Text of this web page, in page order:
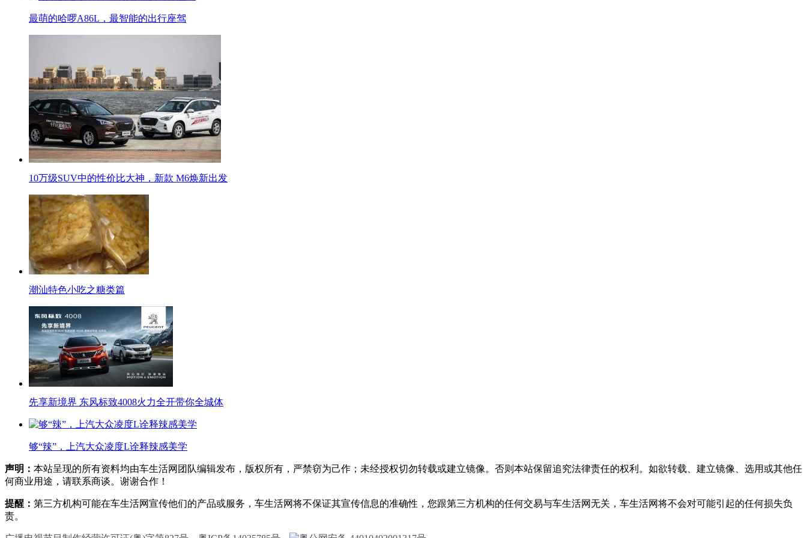
最萌的哈啰A86L，最智能的出行座驾
10万级SUV中的性价比大神，新款 M6焕新出发
潮汕特色小吃之糖类篇
先享新境界 东风标致4008火力全开带你全城体
够“辣”，上汽大众凌度L诠释辣感美学
声明： 本站呈现的所有资料均由车生活网团队编辑发布，版权所有，严禁窃为己作；未经授权切勿转载或建立镜像。否则本站保留追究法律责任的权利。如欲转载、建立镜像、选用或其他任
何商业用途，请联系商谈。谢谢合作！
提醒： 第三方机构可能在车生活网宣传他们的产品或服务，车生活网将不保证其宣传信息的准确性，您跟第三方机构的任何交易与车生活网无关，车生活网将不会对可能引起的任何损失负
责。